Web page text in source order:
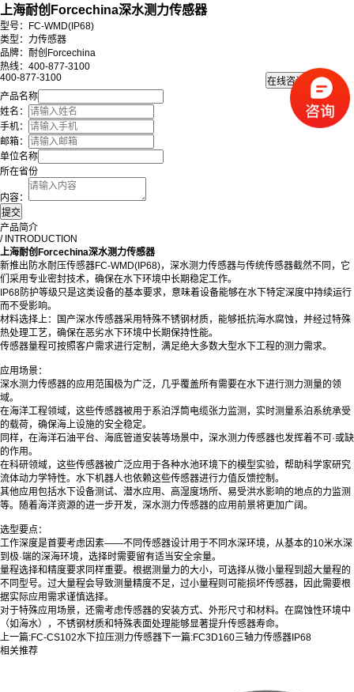
上海耐创Forcechina深水测力传感器
型号：FC-WMD(IP68)
类型：力传感器
品牌：耐创Forcechina
热线：400-877-3100
400-877-3100
产品名称
姓名：
手机：
邮箱：
单位名称
所在省份
内容：
产品简介
/ INTRODUCTION
上海耐创Forcechina深水测力传感器
新推出防水耐压传感器FC-WMD(IP68)，深水测力传感器与传统传感器截然不同，它
们采用专业密封技术，确保在水下环境中长期稳定工作。
IP68防护等级只是这类设备的基本要求，意味着设备能够在水下特定深度中持续运行
而不受影响。
材料选择上：国产深水传感器采用特殊不锈钢材质，能够抵抗海水腐蚀，并经过特殊
热处理工艺，确保在恶劣水下环境中长期保持性能。
传感器量程可按照客户需求进行定制，满足绝大多数大型水下工程的测力需求。
应用场景：
深水测力传感器的应用范围极为广泛，几乎覆盖所有需要在水下进行测力测量的领
域。
在海洋工程领域，这些传感器被用于系泊浮筒电缆张力监测，实时测量系泊系统承受
的载荷，确保海上设施的安全稳定。
同样，在海洋石油平台、海底管道安装等场景中，深水测力传感器也发挥着不可·或缺
的作用。
在科研领域，这些传感器被广泛应用于各种水池环境下的模型实验，帮助科学家研究
流体动力学特性。水下机器人也依赖这些传感器进行力值反馈控制。
其他应用包括水下设备测试、潜水应用、高湿度场所、易受洪水影响的地点的力监测
等。随着海洋资源的进一步开发，深水测力传感器的应用前景将更加广阔。
选型要点：
工作深度是首要考虑因素——不同传感器设计用于不同水深环境，从基本的10米水深
到极·端的深海环境，选择时需要留有适当安全余量。
量程选择和精度要求同样重要。根据测量力的大小，可选择从微小量程到超大量程的
不同型号。过大量程会导致测量精度不足，过小量程则可能损坏传感器，因此需要根
据实际应用需求谨慎选择。
对于特殊应用场景，还需考虑传感器的安装方式、外形尺寸和材料。在腐蚀性环境中
（如海水），不锈钢材质和特殊表面处理能够显著提升传感器寿命。
上一篇:FC-CS102水下拉压测力传感器 下一篇:FC3D160三轴力传感器IP68
相关推荐